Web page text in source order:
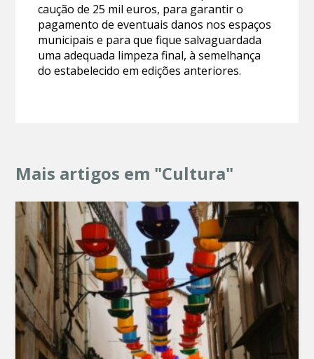
caução de 25 mil euros, para garantir o
pagamento de eventuais danos nos espaços
municipais e para que fique salvaguardada
uma adequada limpeza final, à semelhança
do estabelecido em edições anteriores.
Mais artigos em "Cultura"